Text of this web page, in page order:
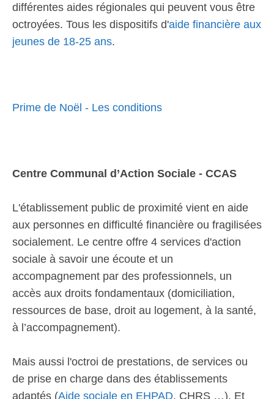
différentes aides régionales qui peuvent vous être
octroyées. Tous les dispositifs d'aide financière aux
jeunes de 18-25 ans.
Prime de Noël - Les conditions
Centre Communal d’Action Sociale - CCAS
L'établissement public de proximité vient en aide
aux personnes en difficulté financière ou fragilisées
socialement. Le centre offre 4 services d'action
sociale à savoir une écoute et un
accompagnement par des professionnels, un
accès aux droits fondamentaux (domiciliation,
ressources de base, droit au logement, à la santé,
à l’accompagnement).
Mais aussi l'octroi de prestations, de services ou
de prise en charge dans des établissements
adaptés (Aide sociale en EHPAD, CHRS …). Et